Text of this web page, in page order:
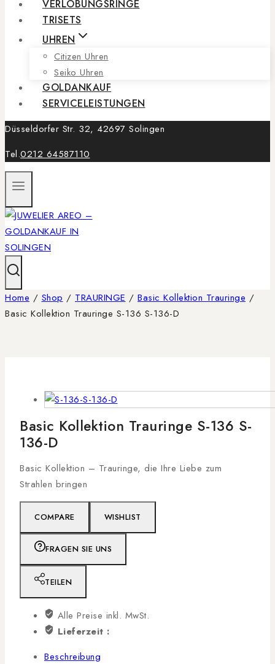
VERLOBUNGSRINGE
TRISETS
UHREN
Citizen Uhren
Seiko Uhren
GOLDANKAUF
SERVICELEISTUNGEN
Düsseldorfer Str. 32, 42697 Solingen
Tel.0212 64587110
Home / Shop / TRAURINGE / Basic Kollektion Trauringe /
Basic Kollektion Trauringe S-136 S-136-D
Basic Kollektion Trauringe S-136 S-
136-D
Basic Kollektion – Trauringe, die Ihre Liebe zum
Strahlen bringen
COMPARE WISHLIST
FRAGEN SIE UNS
TEILEN
Alle Preise inkl. MwSt.
Lieferzeit :
Beschreibung